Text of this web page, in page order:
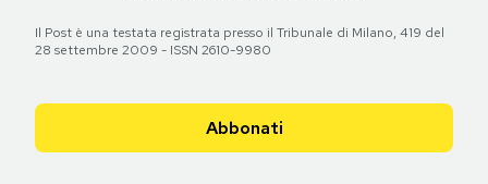
Il Post è una testata registrata presso il Tribunale di Milano, 419 del
28 settembre 2009 - ISSN 2610-9980
Abbonati